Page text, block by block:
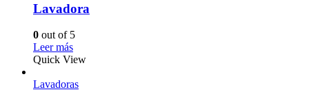
Lavadora
0 out of 5
Leer más
Quick View
Lavadoras